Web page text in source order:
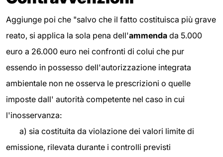
Aggiunge poi che "salvo che il fatto costituisca più grave
reato, si applica la sola pena dell'ammenda da 5.000
euro a 26.000 euro nei confronti di colui che pur
essendo in possesso dell'autorizzazione integrata
ambientale non ne osserva le prescrizioni o quelle
imposte dall' autorità competente nel caso in cui
l'inosservanza:
a) sia costituita da violazione dei valori limite di
emissione, rilevata durante i controlli previsti